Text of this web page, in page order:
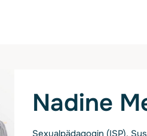
Nadine
Sexualpädagogin (ISP),